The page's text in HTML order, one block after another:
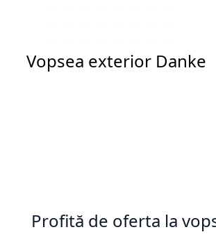
Vopsea exterior Danke
Profită de oferta la